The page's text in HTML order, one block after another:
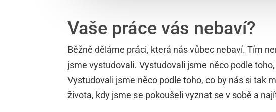
Vaše práce vás nebaví?
Běžně děláme práci, která nás vůbec nebaví. Tím
jsme vystudovali. Vystudovali jsme něco podle
Vystudovali jsme něco podle toho, co by nás si tak
života, kdy jsme se pokoušeli vyznat se v sobě a